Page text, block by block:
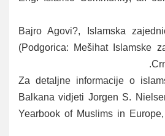
- Bajro Agovi?, Islamska
(Podgorica: Mešihat Islamske
Za detaljne informacije o
Balkana vidjeti Jorgen S.
Yearbook of Muslims in